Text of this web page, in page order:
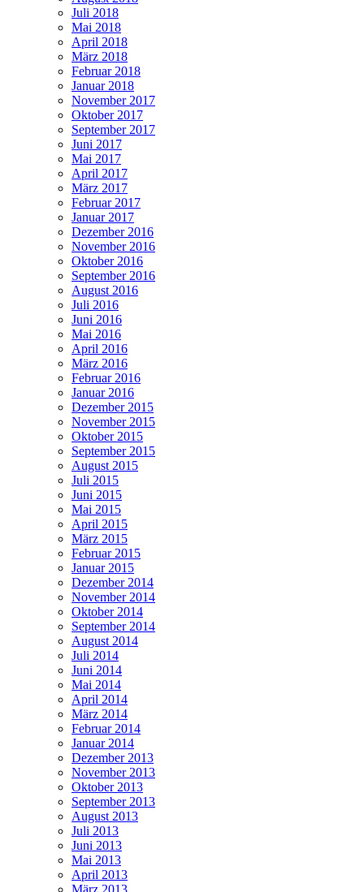
Juli 2018
Mai 2018
April 2018
März 2018
Februar 2018
Januar 2018
November 2017
Oktober 2017
September 2017
Juni 2017
Mai 2017
April 2017
März 2017
Februar 2017
Januar 2017
Dezember 2016
November 2016
Oktober 2016
September 2016
August 2016
Juli 2016
Juni 2016
Mai 2016
April 2016
März 2016
Februar 2016
Januar 2016
Dezember 2015
November 2015
Oktober 2015
September 2015
August 2015
Juli 2015
Juni 2015
Mai 2015
April 2015
März 2015
Februar 2015
Januar 2015
Dezember 2014
November 2014
Oktober 2014
September 2014
August 2014
Juli 2014
Juni 2014
Mai 2014
April 2014
März 2014
Februar 2014
Januar 2014
Dezember 2013
November 2013
Oktober 2013
September 2013
August 2013
Juli 2013
Juni 2013
Mai 2013
April 2013